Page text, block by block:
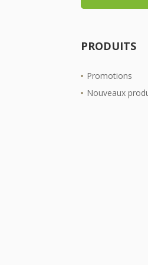
PRODUITS
Promotions
Nouveaux